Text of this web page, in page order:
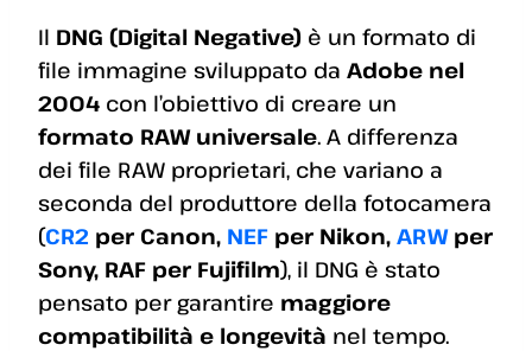
Il DNG (Digital Negative) è un formato di
file immagine sviluppato da Adobe nel
2004 con l’obiettivo di creare un
formato RAW universale. A differenza
dei file RAW proprietari, che variano a
seconda del produttore della fotocamera
(CR2 per Canon, NEF per Nikon, ARWper
Sony, RAF per Fujifilm), il DNG è stato
pensato per garantire maggiore
compatibilità e longevità nel tempo.